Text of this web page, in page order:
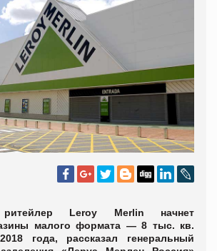
ритейлер Leroy Merlin начнет
малого формата — 8 тыс. кв.
года, рассказал генеральный